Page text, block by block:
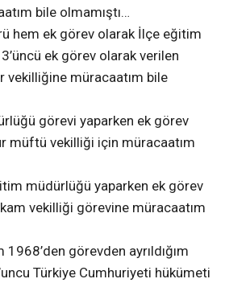
bile olmamıştı…
hem ek görev olarak İlçe eğitim
ek görev olarak verilen
vekilliğine müracaatım bile
görevi yaparken ek görev
müftü vekilliği için müracaatım
müdürlüğü yaparken ek görev
vekilliği görevine müracaatım
1968’den görevden ayrıldığım
Türkiye Cumhuriyeti hükümeti